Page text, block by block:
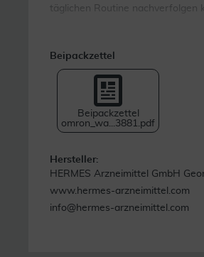
täglichen Routine nachverfolgen
Beipackzettel
Beipackzettel
omron_wa...3881.pdf
Hersteller:
HERMES Arzneimittel GmbH
www.hermes-arzneimittel.com
info@hermes-arzneimittel.com